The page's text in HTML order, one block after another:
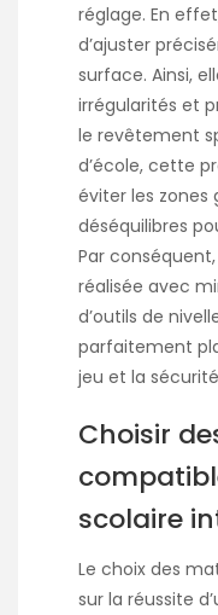
réglage. En
d’ajuster
surface. Ainsi,
irrégularités et
le revêtement
d’école, cette
éviter les zones
déséquilibres
Par
réalisée avec
d’outils de
parfaitement
jeu et la
Choisir
scolaire
Le choix des
sur la réussite